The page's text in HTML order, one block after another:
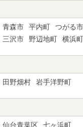
青森市 平内町 つがる市
三沢市
野辺地町 横浜町
田野畑村 岩手洋野町
仙台青葉区 七ヶ浜町